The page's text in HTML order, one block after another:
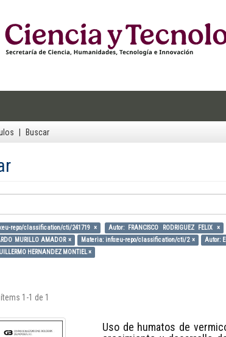
Buscar
repo/classification/cti/241719 × Autor: FRANCISCO RODRIGUEZ FELIX ×
MURILLO AMADOR ×
Materia: info:eu-repo/classification/cti/2 × Autor:
HERNANDEZ MONTIEL ×
1-1 de 1
Uso de humatos de